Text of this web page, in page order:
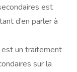
est
d’en parler à
est un traitement
sur la